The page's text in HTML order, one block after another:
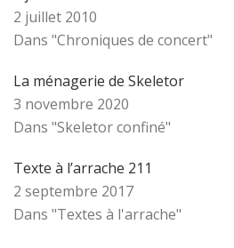
2 juillet 2010
Dans "Chroniques de concert"
La ménagerie de Skeletor
3 novembre 2020
Dans "Skeletor confiné"
Texte à l’arrache 211
2 septembre 2017
Dans "Textes à l'arrache"